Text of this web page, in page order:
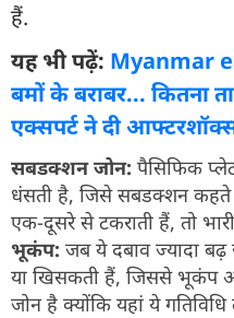
हैं.
यह भी पढ़ें: Myanmar
बमों के बराबर... कितना
एक्सपर्ट ने दी
सबडक्शन जोन: पैसिफिक
धंसती है, जिसे सबडक्शन कहते
एक-दूसरे से टकराती हैं, तो
भूकंप: जब ये दबाव ज्यादा
या खिसकती हैं, जिससे भूकंप
जोन है क्योंकि यहां ये गतिविधि